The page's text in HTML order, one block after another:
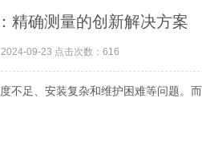
精确测量的创新解决方案
09-23 点击次数：616
足、安装复杂和维护困难等问题。